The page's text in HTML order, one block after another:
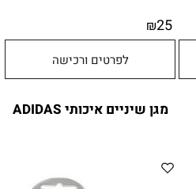
₪25
לפרטים ורכישה
מגן שיניים איכותי ADIDAS